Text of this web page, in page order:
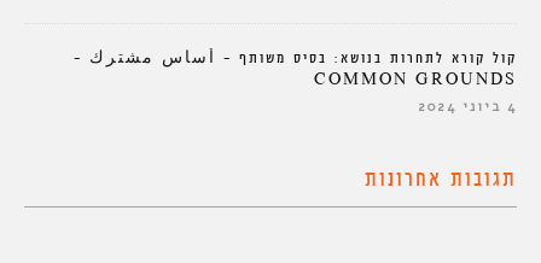
קול קורא לתחרות בנושא: בסיס משותף – أساس مشترك –
COMMON GROUNDS
4 ביוני 2024
תגובות אחרונות